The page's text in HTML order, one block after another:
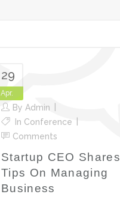
29
Apr.
By Admin
In Conference
Comments
Startup CEO Shares
Tips On Managing
Business